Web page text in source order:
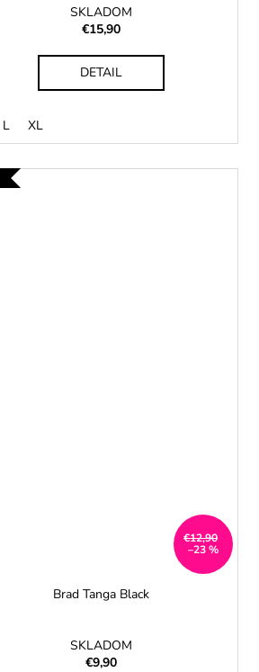
SKLADOM
€15,90
DETAIL
L XL
€12,90
–23 %
Brad Tanga Black
SKLADOM
€9,90